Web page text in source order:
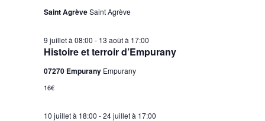
Saint AgrèveSaint Agrève
Histoire et terroir d’Empurany
9 juillet à 08:00 - 13 août à 17:00
07270 Empurany Empurany
16€
10 juillet à 18:00 -24 juillet à 17:00